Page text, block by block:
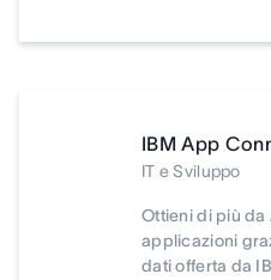
IBM App
IT e Sviluppo
Ottieni di più da
applicazioni
dati offerta da